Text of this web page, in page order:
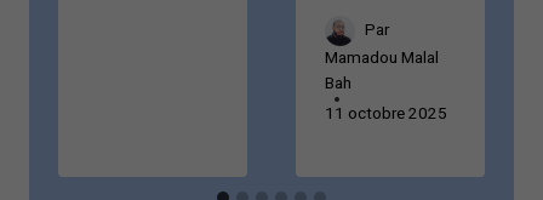
Par
Mamadou Malal
Bah
11 octobre 2025